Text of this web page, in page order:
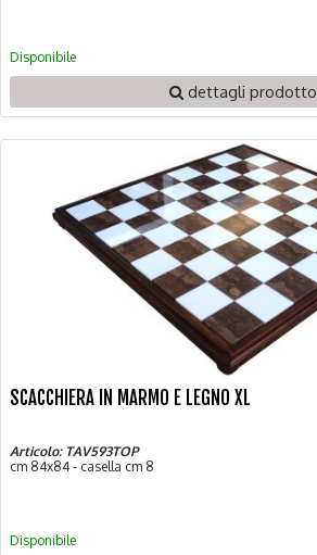
Disponibile
dettagli prodotto
SCACCHIERA IN MARMO E LEGNO XL
Articolo: TAV593TOP
cm 84x84 - casella cm 8
Disponibile